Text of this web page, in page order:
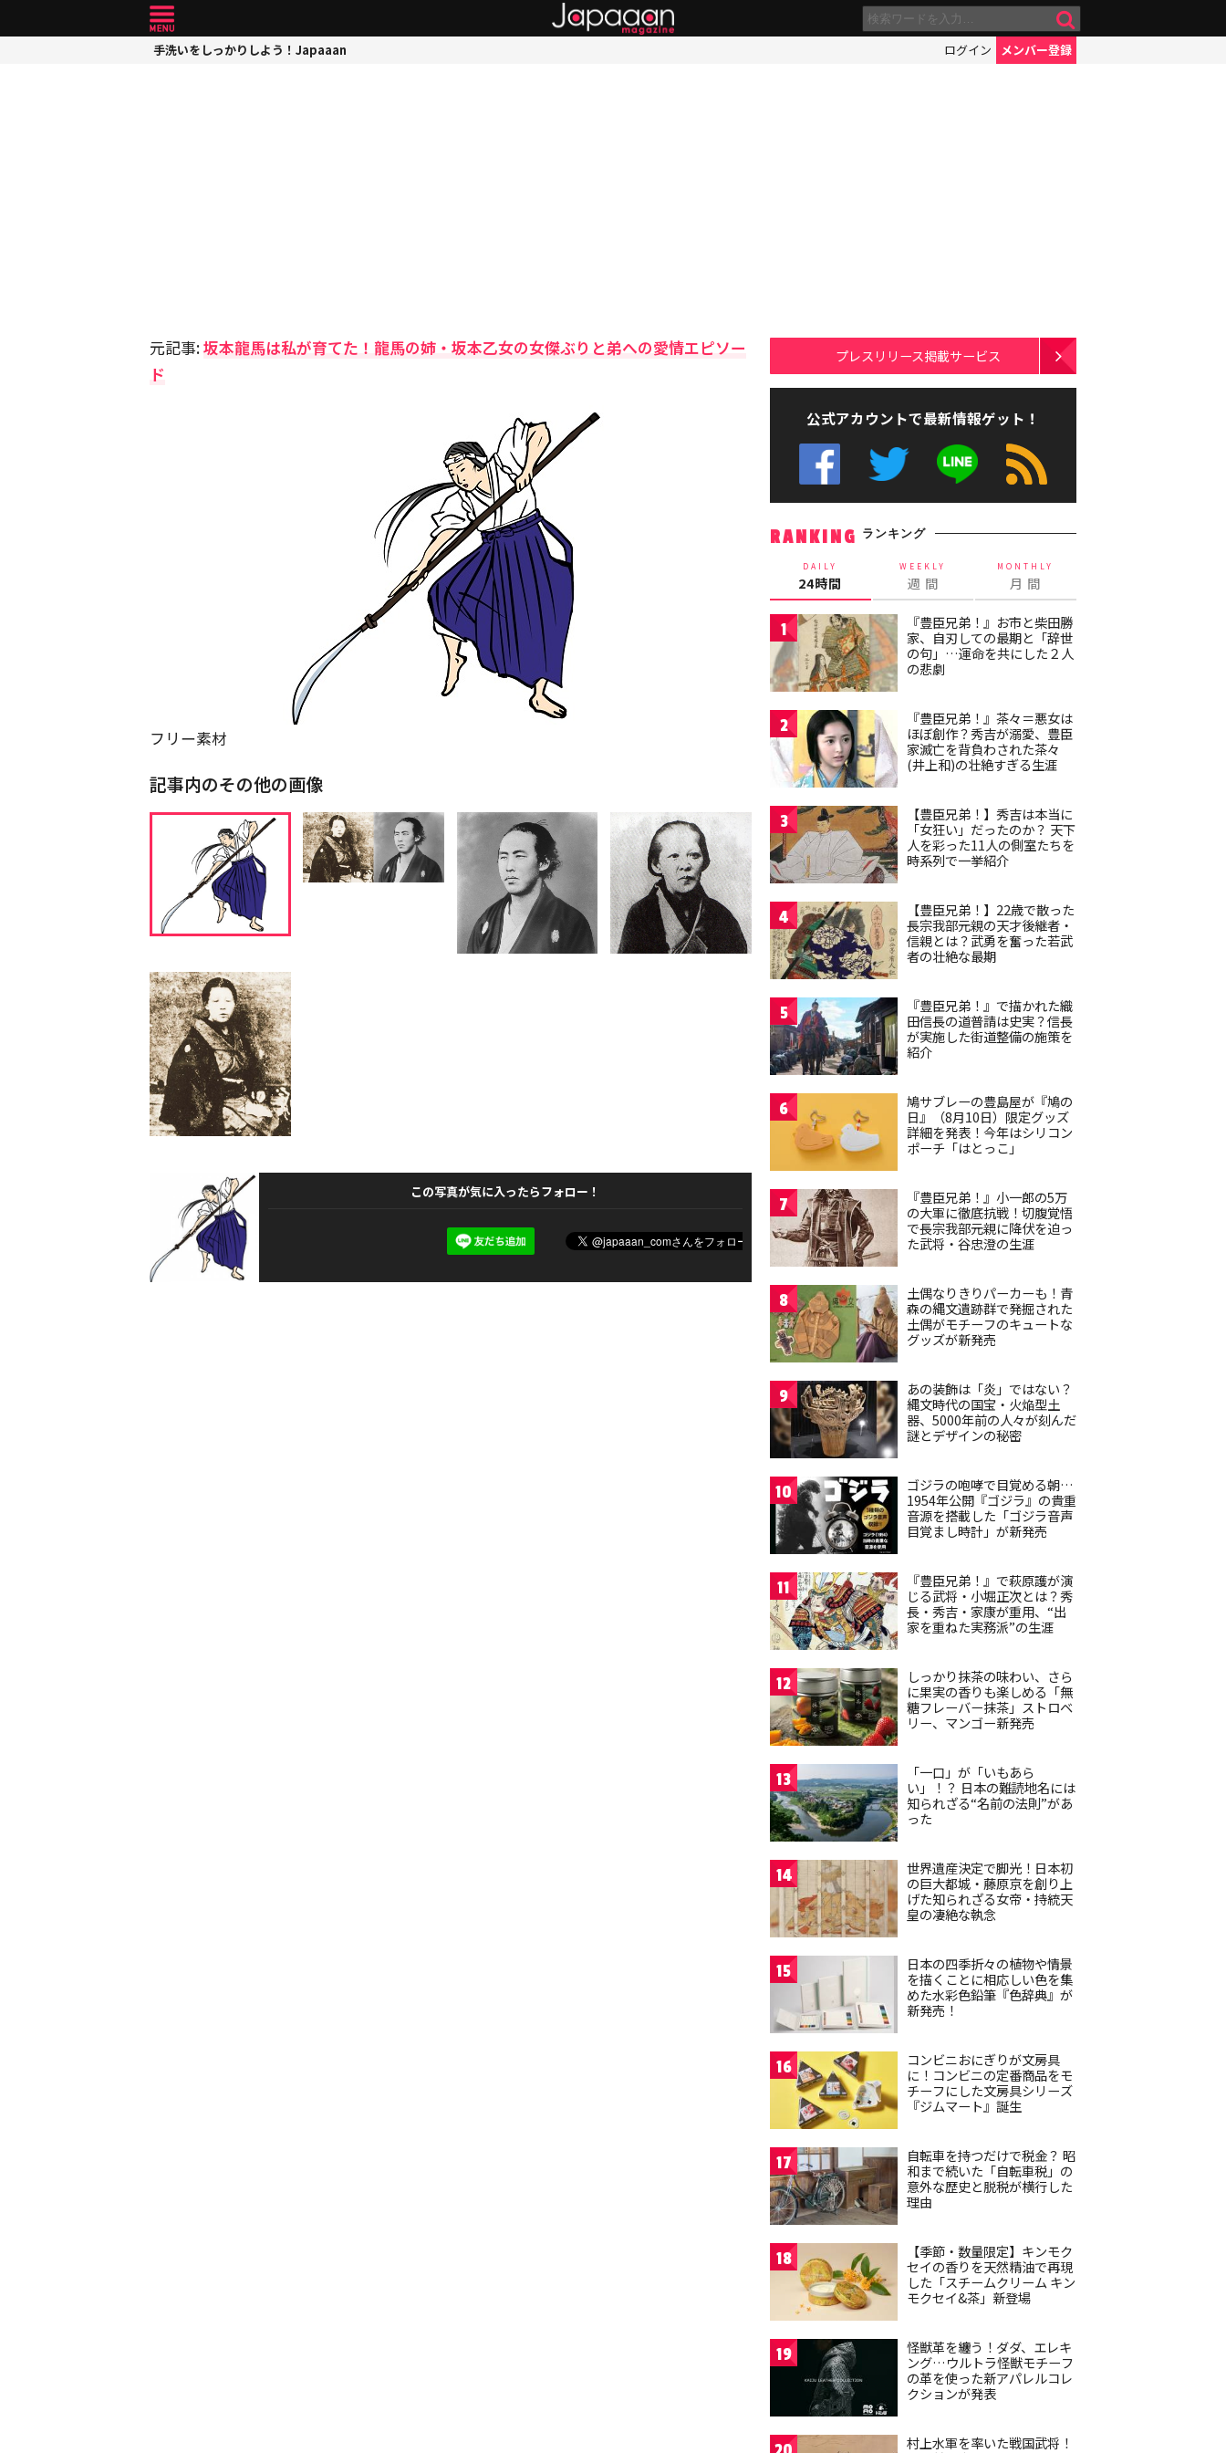
手洗いをしっかりしよう！Japaaan ログイン メンバー登録
元記事:坂本龍馬は私が育てた！龍馬の姉・坂本乙女の女傑ぶりと弟への愛情エピソー
ド
フリー素材
記事内のその他の画像
この写真が気に入ったらフォロー！
プレスリリース掲載サービス
公式アカウントで最新情報ゲット！
RANKING ランキング
DAILY
24時間
WEEKLY
週 間
MONTHLY
月 間
1
『豊臣兄弟！』お市と柴田勝
家、自刃しての最期と「辞世
の句」…運命を共にした２人
の悲劇
2
『豊臣兄弟！』茶々＝悪女は
ほぼ創作？秀吉が溺愛、豊臣
家滅亡を背負わされた茶々
(井上和)の壮絶すぎる生涯
3
【豊臣兄弟！】秀吉は本当に
「女狂い」だったのか？ 天下
人を彩った11人の側室たちを
時系列で一挙紹介
4
【豊臣兄弟！】22歳で散った
長宗我部元親の天才後継者・
信親とは？武勇を奮った若武
者の壮絶な最期
5
『豊臣兄弟！』で描かれた織
田信長の道普請は史実？信長
が実施した街道整備の施策を
紹介
6
鳩サブレーの豊島屋が『鳩の
日』（8月10日）限定グッズ
詳細を発表！今年はシリコン
ポーチ「はとっこ」
7
『豊臣兄弟！』小一郎の5万
の大軍に徹底抗戦！切腹覚悟
で長宗我部元親に降伏を迫っ
た武将・谷忠澄の生涯
8
土偶なりきりパーカーも！青
森の縄文遺跡群で発掘された
土偶がモチーフのキュートな
グッズが新発売
9
あの装飾は「炎」ではない？
縄文時代の国宝・火焔型土
器、5000年前の人々が刻んだ
謎とデザインの秘密
10
ゴジラの咆哮で目覚める朝…
1954年公開『ゴジラ』の貴重
音源を搭載した「ゴジラ音声
目覚まし時計」が新発売
11
『豊臣兄弟！』で萩原護が演
じる武将・小堀正次とは？秀
長・秀吉・家康が重用、“出
家を重ねた実務派”の生涯
12
しっかり抹茶の味わい、さら
に果実の香りも楽しめる「無
糖フレーバー抹茶」ストロベ
リー、マンゴー新発売
13
「一口」が「いもあら
い」！？ 日本の難読地名には
知られざる“名前の法則”があ
った
14
世界遺産決定で脚光！日本初
の巨大都城・藤原京を創り上
げた知られざる女帝・持統天
皇の凄絶な執念
15
日本の四季折々の植物や情景
を描くことに相応しい色を集
めた水彩色鉛筆『色辞典』が
新発売！
16
コンビニおにぎりが文房具
に！コンビニの定番商品をモ
チーフにした文房具シリーズ
『ジムマート』誕生
17
自転車を持つだけで税金？ 昭
和まで続いた「自転車税」の
意外な歴史と脱税が横行した
理由
18
【季節・数量限定】キンモク
セイの香りを天然精油で再現
した「スチームクリーム キン
モクセイ&茶」新登場
19
怪獣革を纏う！ダダ、エレキ
ング…ウルトラ怪獣モチーフ
の革を使った新アパレルコレ
クションが発表
村上水軍を率いた戦国武将！